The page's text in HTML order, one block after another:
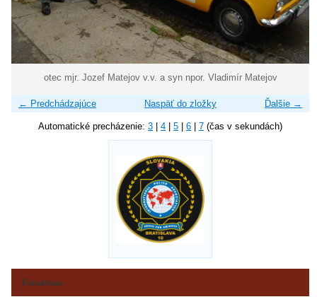
otec mjr. Jozef Matejov v.v. a syn npor. Vladimír Matejov
← Predchádzajúce Ďalšie →
Naspäť do zložky
Automatické precházenie: 3 4 5 6 7 (čas v sekundách)
Fotoalbum